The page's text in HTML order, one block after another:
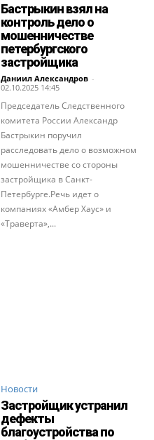
Бастрыкин взял на
контроль дело о
мошенничестве
петербургского
застройщика
Даниил Александров -
02.10.2025 14:45
Председатель Следственного
комитета России Александр
Бастрыкин поручил
расследовать дело о возможном
мошенничестве со стороны
застройщика в Санкт-
Петербурге.Речь идет о
компаниях «Амбер Хаус» и
«Траверта»,...
Новости
Застройщик устранил
дефекты
благоустройства по